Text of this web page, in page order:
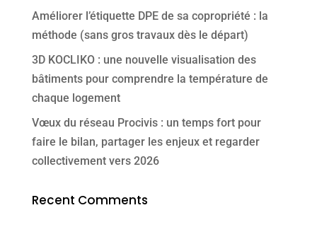
Améliorer l’étiquette DPE de sa copropriété : la
méthode (sans gros travaux dès le départ)
3D KOCLIKO : une nouvelle visualisation des
bâtiments pour comprendre la température de
chaque logement
Vœux du réseau Procivis : un temps fort pour
faire le bilan, partager les enjeux et regarder
collectivement vers 2026
Recent Comments